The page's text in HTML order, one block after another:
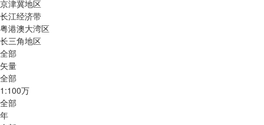
京津冀地区
长江经济带
粤港澳大湾区
长三角地区
全部
矢量
全部
1:100万
全部
年